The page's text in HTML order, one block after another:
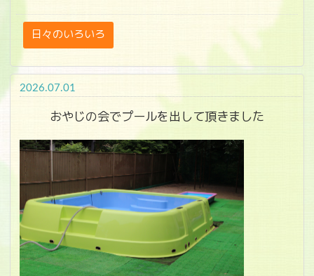
日々のいろいろ
2026.07.01
おやじの会でプールを出して頂きました